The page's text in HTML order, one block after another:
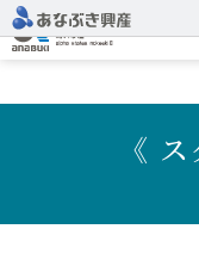
《